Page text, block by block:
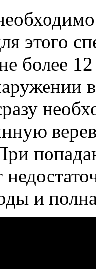
этого
более
и